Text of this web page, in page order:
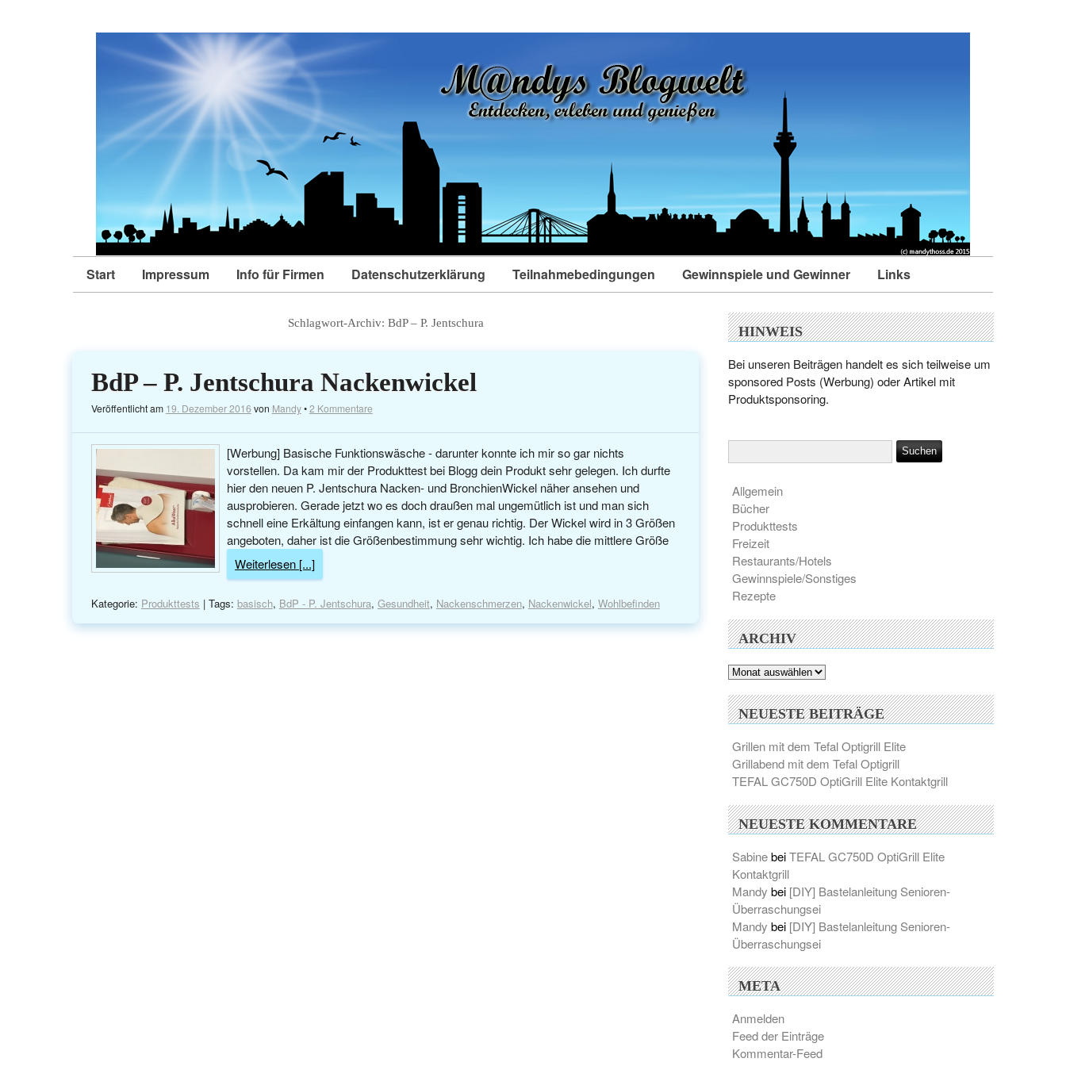
Start Impressum Info für Firmen Datenschutzerklärung Teilnahmebedingungen Gewinnspiele und Gewinner Links
Schlagwort-Archiv: BdP – P. Jentschura
BdP – P. Jentschura Nackenwickel
Veröffentlicht am 19. Dezember 2016 von Mandy•2 Kommentare
[Werbung] Basische Funktionswäsche - darunter konnte ich mir so gar nichts
vorstellen. Da kam mir der Produkttest bei Blogg dein Produkt sehr gelegen. Ich durfte
hier den neuen P. Jentschura Nacken- und BronchienWickel näher ansehen und
ausprobieren. Gerade jetzt wo es doch draußen mal ungemütlich ist und man sich
schnell eine Erkältung einfangen kann, ist er genau richtig. Der Wickel wird in 3 Größen
angeboten, daher ist die Größenbestimmung sehr wichtig. Ich habe die mittlere Größe
Weiterlesen [...]
Kategorie: Produkttests | Tags: basisch, BdP - P. Jentschura, Gesundheit, Nackenschmerzen, Nackenwickel, Wohlbefinden
HINWEIS
Bei unseren Beiträgen handelt es sich teilweise um
sponsored Posts (Werbung) oder Artikel mit
Produktsponsoring.
Allgemein
Bücher
Produkttests
Freizeit
Restaurants/Hotels
Gewinnspiele/Sonstiges
Rezepte
ARCHIV
Archiv
NEUESTE BEITRÄGE
Grillen mit dem Tefal Optigrill Elite
Grillabend mit dem Tefal Optigrill
TEFAL GC750D OptiGrill Elite Kontaktgrill
NEUESTE KOMMENTARE
SabinebeiTEFAL GC750D OptiGrill Elite
Kontaktgrill
Mandy bei [DIY] Bastelanleitung Senioren-
Überraschungsei
Mandy bei [DIY] Bastelanleitung Senioren-
Überraschungsei
META
Anmelden
Feed der Einträge
Kommentar-Feed